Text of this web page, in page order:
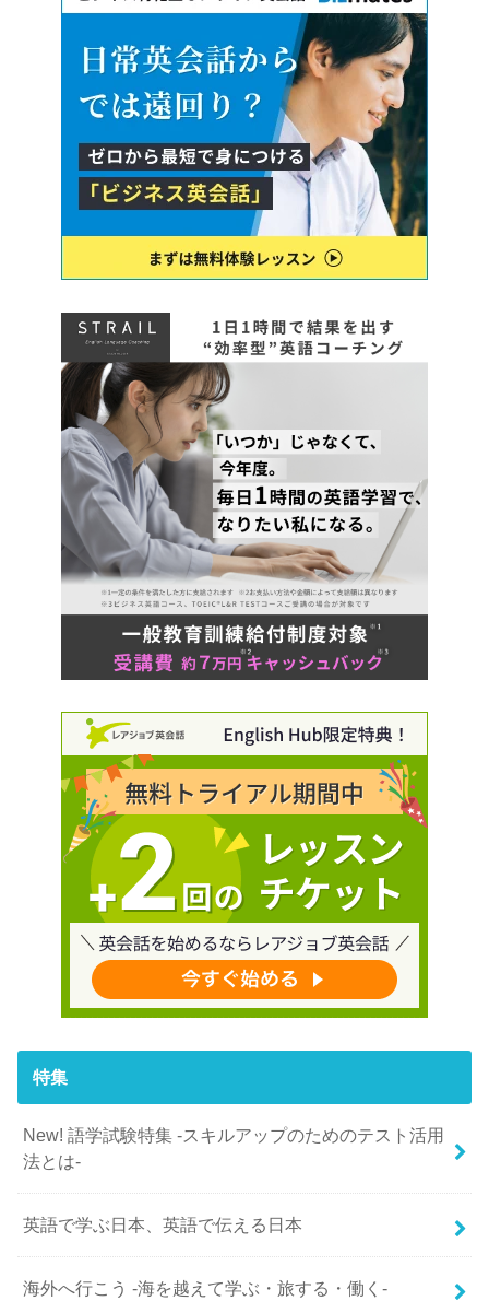
特集
New! 語学試験特集 -スキルアップのためのテスト活用
法とは-
英語で学ぶ日本、英語で伝える日本
海外へ行こう -海を越えて学ぶ・旅する・働く-